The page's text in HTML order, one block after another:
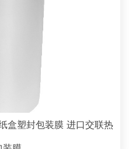
盒塑封包装膜 进口交联热